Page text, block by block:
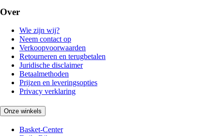
Over
Wie zijn wij?
Neem contact op
Verkoopvoorwaarden
Retourneren en terugbetalen
Juridische disclaimer
Betaalmethoden
Prijzen en leveringsopties
Privacy verklaring
Onze winkels
Basket-Center